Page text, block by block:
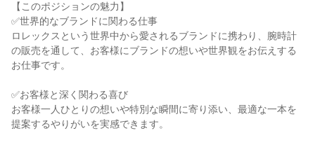
【このポジションの魅力】
✅世界的なブランドに関わる仕事
ロレックスという世界中から愛されるブランドに携わり、腕時計
の販売を通して、お客様にブランドの想いや世界観をお伝えする
お仕事です。
✅お客様と深く関わる喜び
お客様一人ひとりの想いや特別な瞬間に寄り添い、最適な一本を
提案するやりがいを実感できます。